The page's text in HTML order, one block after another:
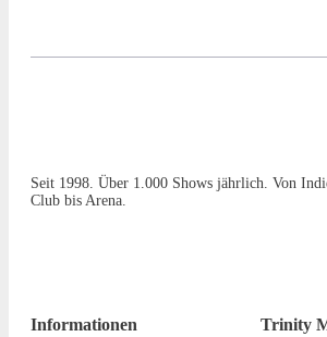
Seit 1998. Über 1.000 Shows jährlich. Von
Club bis Arena.
Informationen Trinity